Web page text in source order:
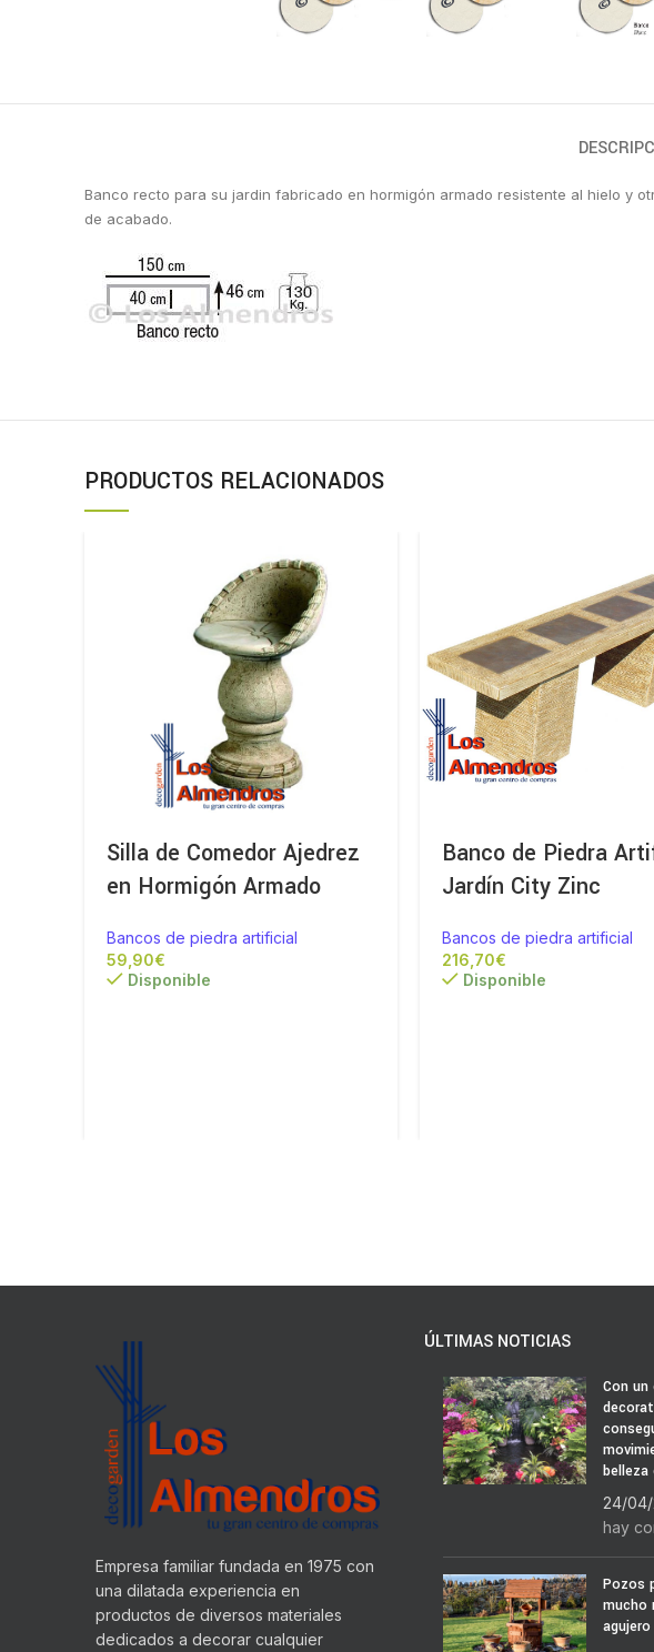
Banco recto para su jardin fabricado en hormigón armado resistente al hielo y
de acabado.
PRODUCTOS RELACIONADOS
Silla de Comedor Ajedrez
en Hormigón Armado
Bancos de piedra artificial
€
Disponible
Banco de Piedra
Jardín City Zinc
Bancos de piedra artificial
€
Disponible
Empresa familiar fundada en 1975 con
una dilatada experiencia en
productos de diversos materiales
dedicados a decorar cualquier
ÚLTIMAS NOTICIAS
Con un
belleza
24/
hay
Pozos
mucho
agujero